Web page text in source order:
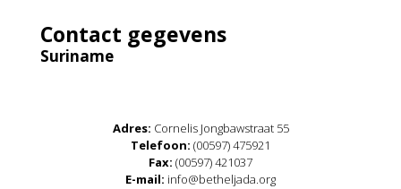
Contact gegevens
Suriname
Adres: Cornelis Jongbawstraat 55
Telefoon: (00597) 475921
Fax: (00597) 421037
E-mail: info@betheljada.org